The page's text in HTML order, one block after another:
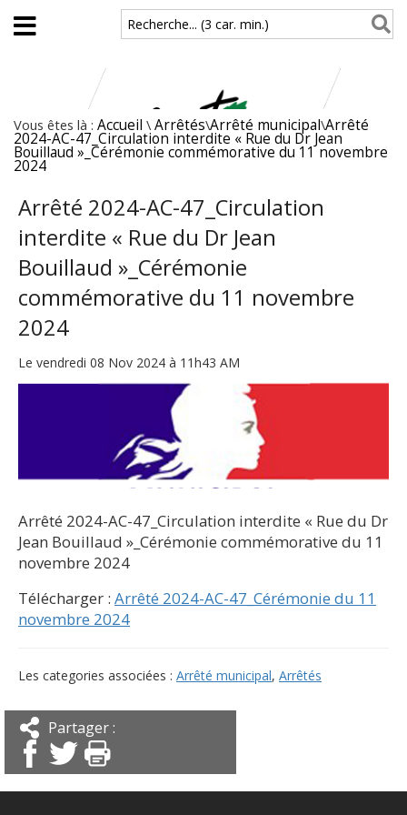
Aller au contenu principal
Recherche... (3 car. min.)
Vous êtes là : Accueil \ Arrêtés\Arrêté municipal\Arrêté
2024-AC-47_Circulation interdite « Rue du Dr Jean
Bouillaud »_Cérémonie commémorative du 11 novembre
2024
Arrêté 2024-AC-47_Circulation
interdite « Rue du Dr Jean
Bouillaud »_Cérémonie
commémorative du 11 novembre
2024
Le vendredi 08 Nov 2024 à 11h43 AM
Arrêté 2024-AC-47_Circulation interdite « Rue du Dr
Jean Bouillaud »_Cérémonie commémorative du 11
novembre 2024
Télécharger : Arrêté 2024-AC-47_Cérémonie du 11
novembre 2024
Les categories associées : Arrêté municipal, Arrêtés
Partager :